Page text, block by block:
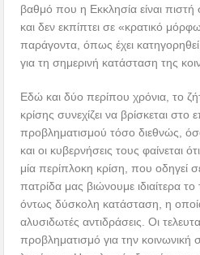
βαθμό που η Εκκλησία είναι
και δεν εκπίπτει σε «κρατικό
παράγοντα, όπως έχει
για τη σημερινή κατάσταση της
Εδώ και δύο περίπου χρόνια, το
κρίσης συνεχίζει να βρίσκεται στο
προβληματισμού τόσο διεθνώς,
και οι κυβερνήσεις τους φαίνεται
μία περίπλοκη κρίση, που οδηγεί
πατρίδα μας βιώνουμε ιδιαίτερα το
όντως δύσκολη κατάσταση, η
αλυσιδωτές αντιδράσεις. Οι
προβληματισμό για την